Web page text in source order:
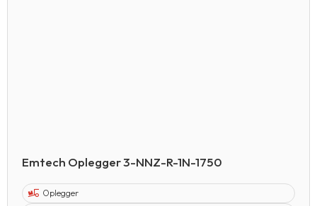
Emtech Oplegger 3-NNZ-R-1N-1750
Oplegger